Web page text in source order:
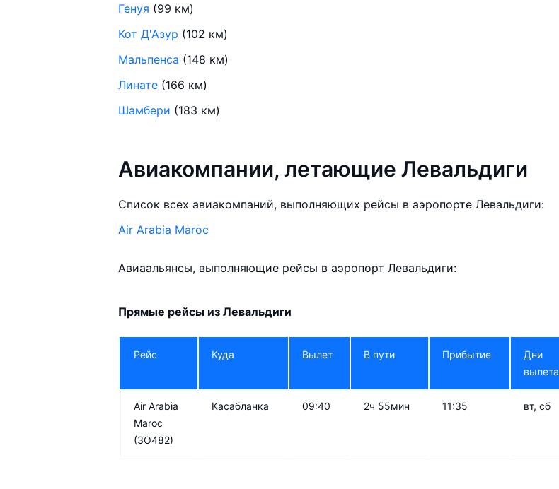
Генуя (99 км)
Кот Д'Азур (102 км)
Мальпенса (148 км)
Линате (166 км)
Шамбери (183 км)
Авиакомпании, летающие Левальдиги
Список всех авиакомпаний, выполняющих рейсы в аэропорте Левальдиги:
Air Arabia Maroc
Авиаальянсы, выполняющие рейсы в аэропорт Левальдиги:
Прямые рейсы из Левальдиги
Рейс Куда Вылет В пути Прибытие
Дни
вылета
Air Arabia
Maroc
(3O482)
Касабланка 09:40 2ч 55мин 11:35 вт, сб